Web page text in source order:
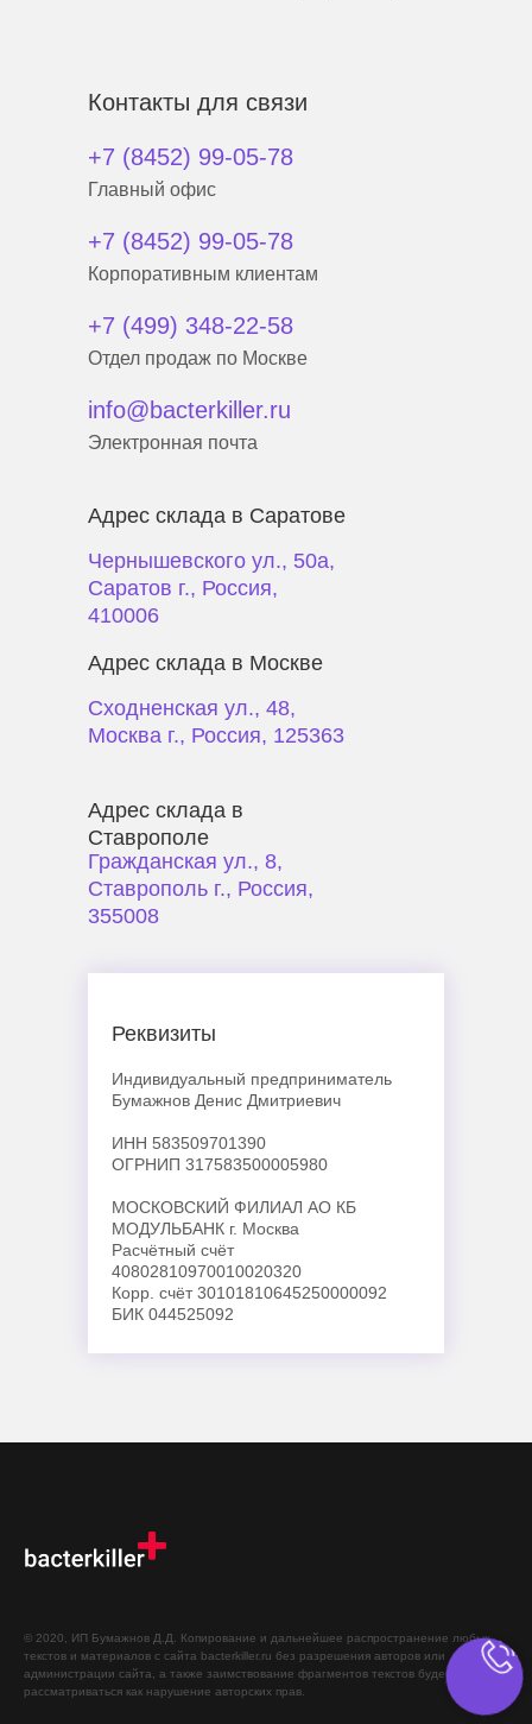
Адрес склада в Саратове
Главный офис
Контакты для связи
Индивидуальный предприниматель
Бумажнов Денис Дмитриевич
ИНН 583509701390
ОГРНИП 317583500005980
МОСКОВСКИЙ ФИЛИАЛ АО КБ
МОДУЛЬБАНК г. Москва
Расчётный счёт
40802810970010020320
Корр. счёт 30101810645250000092
БИК 044525092
Реквизиты
+7 (8452) 99-05-78
Корпоративным клиентам
+7 (8452) 99-05-78
Отдел продаж по Москве
+7 (499) 348-22-58
Электронная почта
info@bacterkiller.ru
Чернышевского ул., 50а,
Саратов г., Россия,
410006
Адрес склада в Москве
Сходненская ул., 48,
Москва г., Россия, 125363
Адрес склада в
Ставрополе
Гражданская ул., 8,
Ставрополь г., Россия,
355008
© 2020, ИП Бумажнов Д.Д. Копирование и дальнейшее распространение любых
текстов и материалов с сайта bacterkiller.ru без разрешения авторов или
администрации сайта, а также заимствование фрагментов текстов будет
рассматриваться как нарушение авторских прав.